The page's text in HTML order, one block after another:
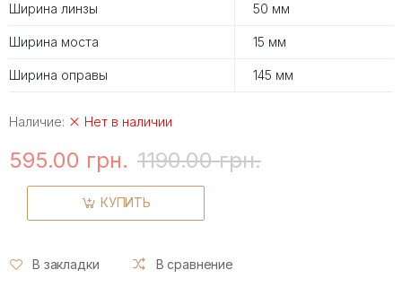
Ширина линзы 50 мм
Ширина моста 15 мм
Ширина оправы 145 мм
Наличие: Нет в наличии
595.00 грн. 1190.00 грн.
КУПИТЬ
В закладки В сравнение